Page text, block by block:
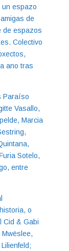
un espazo
de
de espazos
Colectivo
ano tras
Paraíso
Vasallo,
Marcia
Sotelo,
entre
o
Cid & Gabi